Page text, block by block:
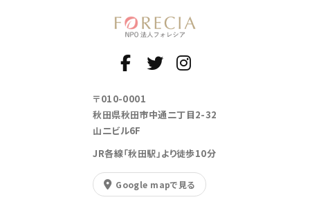
〒010-0001
秋田県秋田市中通二丁目2-32
山二ビル6F
JR各線「秋田駅」より徒歩10分
Google mapで見る